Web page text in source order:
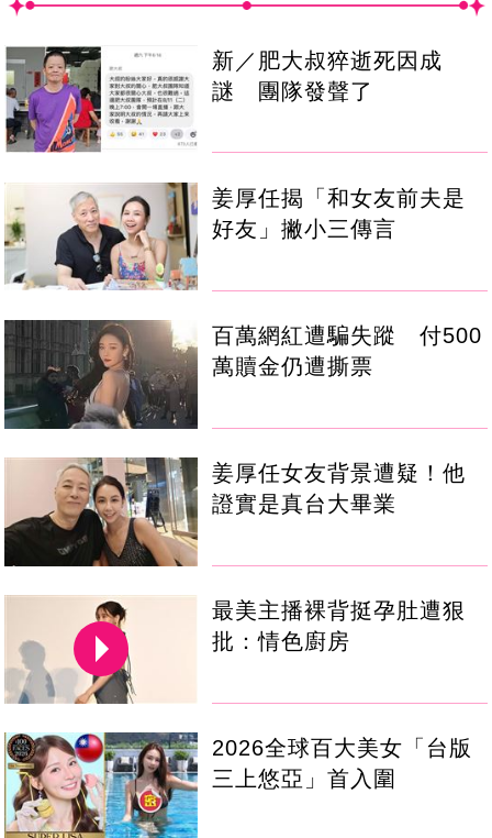
新／肥大叔猝逝死因成
謎 團隊發聲了
姜厚任揭「和女友前夫是
好友」撇小三傳言
百萬網紅遭騙失蹤 付500
萬贖金仍遭撕票
姜厚任女友背景遭疑！他
證實是真台大畢業
最美主播裸背挺孕肚遭狠
批：情色廚房
2026全球百大美女「台版
三上悠亞」首入圍